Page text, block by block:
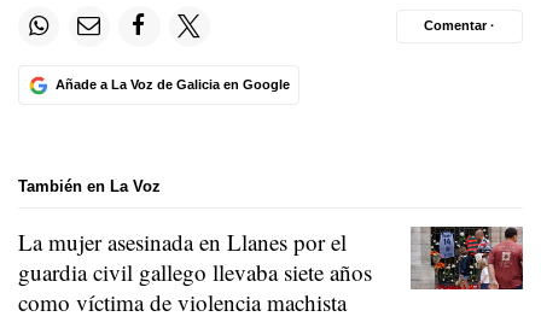
Añade a La Voz de Galicia en Google
Comentar ·
También en La Voz
La mujer asesinada en Llanes por el
guardia civil gallego llevaba siete años
como víctima de violencia machista